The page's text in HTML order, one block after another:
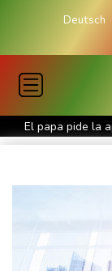
Deutsch
El papa pide la
Evacuaciones y
Irán afirma que
acepte "todas"